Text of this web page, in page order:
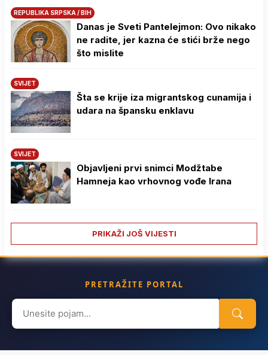
REPUBLIKA SRPSKA / BIH
Danas je Sveti Pantelejmon: Ovo nikako
ne radite, jer kazna će stići brže nego
što mislite
SVIJET
Šta se krije iza migrantskog cunamija i
udara na špansku enklavu
SVIJET
Objavljeni prvi snimci Modžtabe
Hamneja kao vrhovnog vođe Irana
PRIKAŽI JOŠ VIJESTI
PRETRAŽITE PORTAL
Search
for: